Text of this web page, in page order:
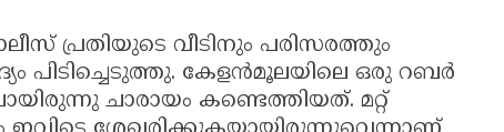
പ്രതിയുടെ വീടിനും പരിസരത്തും
പിടിച്ചെടുത്തു. കേളൻമൂലയിലെ ഒരു റബർ
ചാരായം കണ്ടെത്തിയത്. മറ്റ്